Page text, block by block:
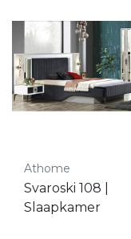
Athome
Svaroski 108 |
Slaapkamer